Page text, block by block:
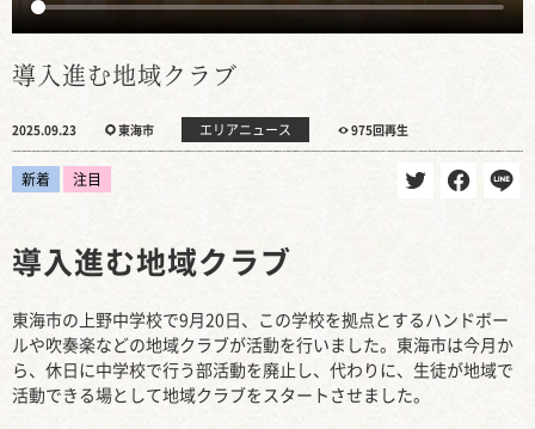
導入進む地域クラブ
2025.09.23 東海市 エリアニュース 975回再生
新着 注目
導入進む地域クラブ
東海市の上野中学校で9月20日、この学校を拠点とするハンドボー
ルや吹奏楽などの地域クラブが活動を行いました。東海市は今月か
ら、休日に中学校で行う部活動を廃止し、代わりに、生徒が地域で
活動できる場として地域クラブをスタートさせました。